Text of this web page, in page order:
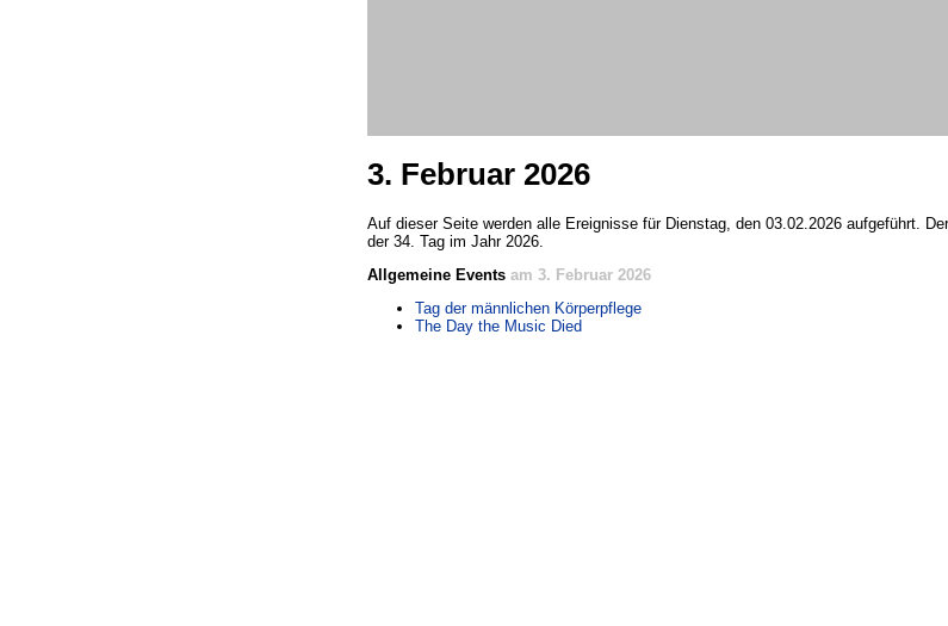
3. Februar 2026
Auf dieser Seite werden alle Ereignisse für Dienstag, den 03.02.2026 aufgeführt.
der 34. Tag im Jahr 2026.
Allgemeine Events am 3. Februar 2026
Tag der männlichen Körperpflege
The Day the Music Died